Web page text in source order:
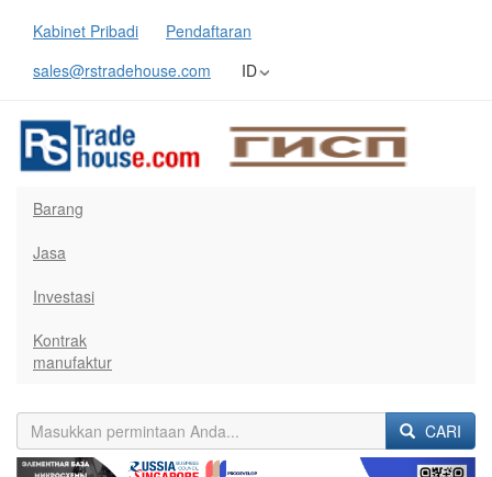
Kabinet Pribadi
Pendaftaran
sales@rstradehouse.com
ID
Barang
Jasa
Investasi
Kontrak
manufaktur
CARI
Previous Next